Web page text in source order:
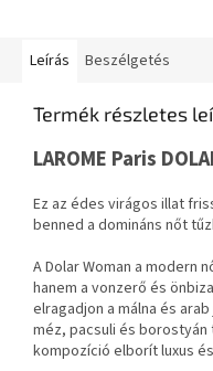
Leírás Beszélgetés
Termék részletes
LAROME Paris
Ez az édes virágos illat
benned a domináns nőt
A Dolar Woman a modern
hanem a vonzerő és
elragadjon a málna és
méz, pacsuli és borostyán
kompozíció elborít luxus